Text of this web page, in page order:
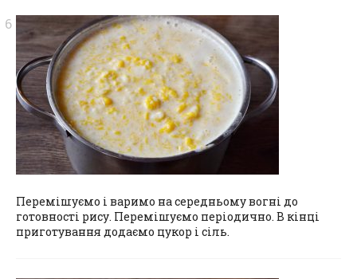
Перемішуємо і варимо на середньому вогні до
готовності рису. Перемішуємо періодично. В кінці
приготування додаємо цукор і сіль.